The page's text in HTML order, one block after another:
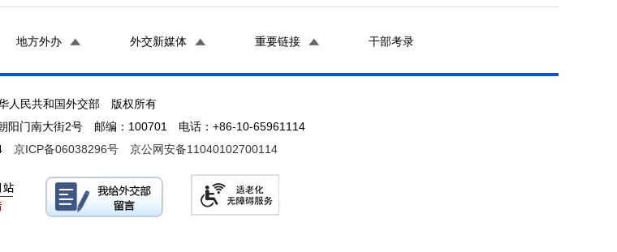
地方外办 外交新媒体 重要链接 干部考录
人民共和国外交部 版权所有
阳门南大街2号 邮编：100701 电话：+86-10-65961114
京ICP备06038296号 京公网安备11040102700114